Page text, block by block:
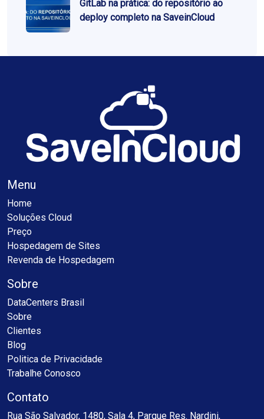
GitLab na prática: do repositório ao
deploy completo na SaveinCloud
Menu
Home
Soluções Cloud
Preço
Hospedagem de Sites
Revenda de Hospedagem
Sobre
DataCenters Brasil
Sobre
Clientes
Blog
Politica de Privacidade
Trabalhe Conosco
Contato
Rua São Salvador, 1480, Sala 4, Parque Res. Nardini,